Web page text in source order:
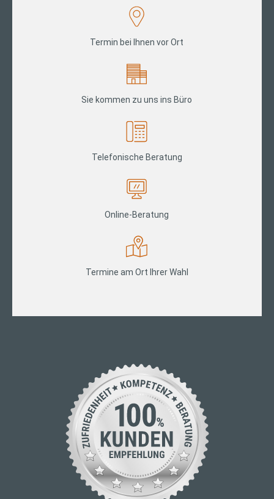
Termin bei Ihnen vor Ort
Sie kommen zu uns ins Büro
Telefonische Beratung
Online-Beratung
Termine am Ort Ihrer Wahl